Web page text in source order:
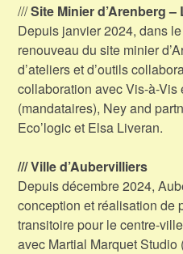
///Site Minier d’Arenberg
Depuis janvier 2024, dans
renouveau du site minier
d’ateliers et d’outils
collaboration avec Vis-à-
(mandataires), Ney and
Eco’logic et Elsa Liveran.
/// Ville d’Aubervilliers
Depuis décembre 2024,
conception et réalisation de
transitoire pour le centre-
avec Martial Marquet Studio